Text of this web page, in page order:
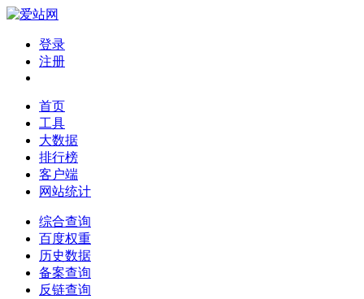
登录
注册
首页
工具
大数据
排行榜
客户端
网站统计
综合查询
百度权重
历史数据
备案查询
反链查询